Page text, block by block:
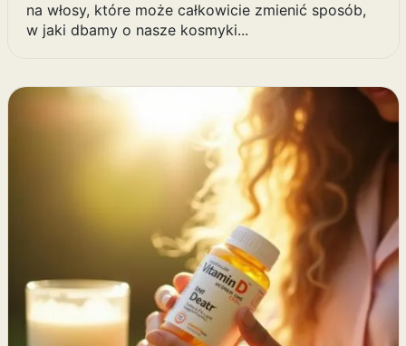
na włosy, które może całkowicie zmienić sposób,
w jaki dbamy o nasze kosmyki...